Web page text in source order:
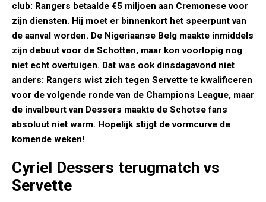
club: Rangers betaalde €5 miljoen aan Cremonese voor
zijn diensten. Hij moet er binnenkort het speerpunt van
de aanval worden. De Nigeriaanse Belg maakte inmiddels
zijn debuut voor de Schotten, maar kon voorlopig nog
niet echt overtuigen. Dat was ook dinsdagavond niet
anders: Rangers wist zich tegen Servette te kwalificeren
voor de volgende ronde van de Champions League, maar
de invalbeurt van Dessers maakte de Schotse fans
absoluut niet warm. Hopelijk stijgt de vormcurve de
komende weken!
Cyriel Dessers terugmatch vs
Servette